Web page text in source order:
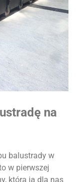
na
balustrady w
w pierwszej
która ją dla nas